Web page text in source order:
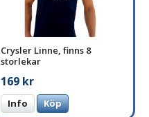
Crysler Linne, finns 8
storlekar
169 kr
Info Köp